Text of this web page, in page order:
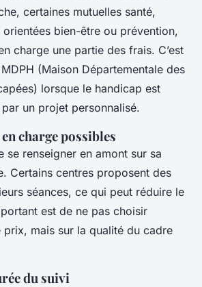
certaines mutuelles santé,
orientées bien-être ou prévention,
charge une partie des frais. C’est
(Maison Départementale des
lorsque le handicap est
un projet personnalisé.
charge possibles
se renseigner en amont sur sa
Certains centres proposent des
séances, ce qui peut réduire le
est de ne pas choisir
prix, mais sur la qualité du cadre
du suivi